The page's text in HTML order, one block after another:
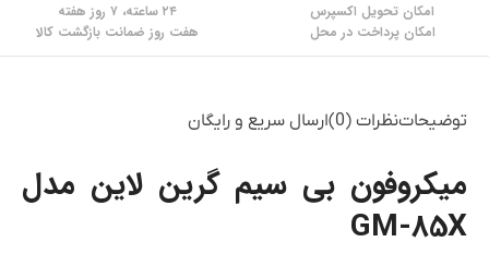
امکان تحویل اکسپرس
۲۴ ساعته، ۷ روز هفته
امکان پرداخت در محل
هفت روز ضمانت بازگشت کالا
توضیحاتنظرات (0) ارسال سریع و رایگان
میکروفون بی سیم گرین لاین مدل
GM-85X